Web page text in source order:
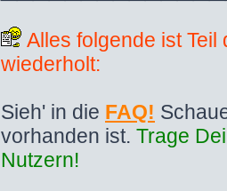
Alles folgende ist
wiederholt:
Sieh' in die FAQ!
vorhanden ist. Trage
Nutzern!